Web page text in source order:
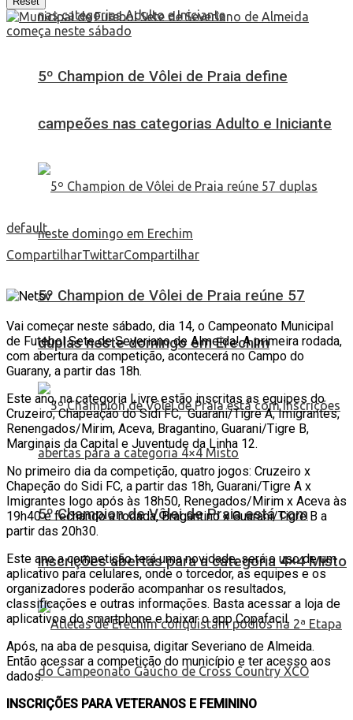
5º Champion de Vôlei de Praia define
campeões nas categorias Adulto e Iniciante
5º Champion de Vôlei de Praia reúne 57
duplas neste domingo em Erechim
5º Champion de Vôlei de Praia está com
inscrições abertas para a categoria 4×4 Misto
default
CompartilharTwittarCompartilhar
Vai começar neste sábado, dia 14, o Campeonato Municipal
de Futebol Sete de Severiano de Almeida! A primeira rodada,
com abertura da competição, acontecerá no Campo do
Guarany, a partir das 18h.
Este ano, na categoria Livre estão inscritas as equipes do
Cruzeiro, Chapeação do Sidi FC, Guarani/Tigre A, Imigrantes,
Renengados/Mirim, Aceva, Bragantino, Guarani/Tigre B,
Marginais da Capital e Juventude da Linha 12.
No primeiro dia da competição, quatro jogos: Cruzeiro x
Chapeção do Sidi FC, a partir das 18h, Guarani/Tigre A x
Imigrantes logo após às 18h50, Renegados/Mirim x Aceva às
19h40 e fechando a rodada, Bragantino x Guarani/Tigre B a
partir das 20h30.
Este ano a competição terá uma novidade, será o uso de um
aplicativo para celulares, onde o torcedor, as equipes e os
organizadores poderão acompanhar os resultados,
classificações e outras informações. Basta acessar a loja de
aplicativos do smartphone e baixar o app Copafacil.
Após, na aba de pesquisa, digitar Severiano de Almeida.
Então acessar a competição do município e ter acesso aos
dados.
INSCRIÇÕES PARA VETERANOS E FEMININO